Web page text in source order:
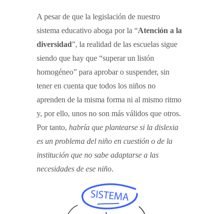
A pesar de que la legislación de nuestro
sistema educativo aboga por la “Atención a la
diversidad”, la realidad de las escuelas sigue
siendo que hay que “superar un listón
homogéneo” para aprobar o suspender, sin
tener en cuenta que todos los niños no
aprenden de la misma forma ni al mismo ritmo
y, por ello, unos no son más válidos que otros.
Por tanto, habría que plantearse si la dislexia
es un problema del niño en cuestión o de la
institución que no sabe adaptarse a las
necesidades de ese niño.